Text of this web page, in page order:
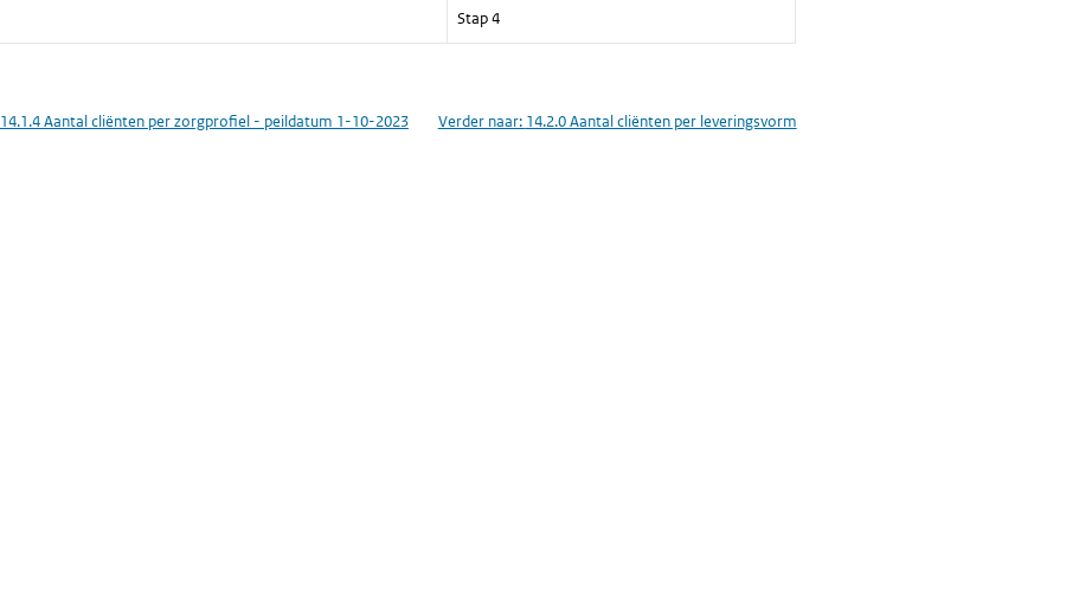
Stap 4
14.1.4 Aantal cliënten per zorgprofiel - peildatum 1-10-2023 Verder naar: 14.2.0 Aantal cliënten per leveringsvorm